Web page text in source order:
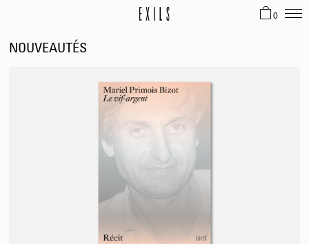
0
NOUVEAUTÉS